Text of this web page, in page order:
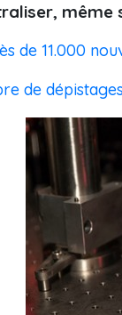
même
de 11.000
de